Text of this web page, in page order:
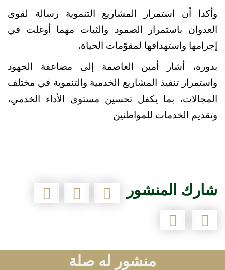
وأكدا أن استمرار المشاريع التنموية رسالة لقوى
العدوان باستمرار الصمود والثبات مهما أوغلت في
إجرامها واستهدافها لمقوّمات الحياة.
بدوره، أشار أمين العاصمة إلى مضاعفة الجهود
واستمرار تنفيذ المشاريع الخدمية والتنموية في مختلف
المجالات، بما يكفل تحسين مستوى الأداء الخدمي،
وتقديم الخدمات للمواطنين
شارك المنشور
منشور له صلة